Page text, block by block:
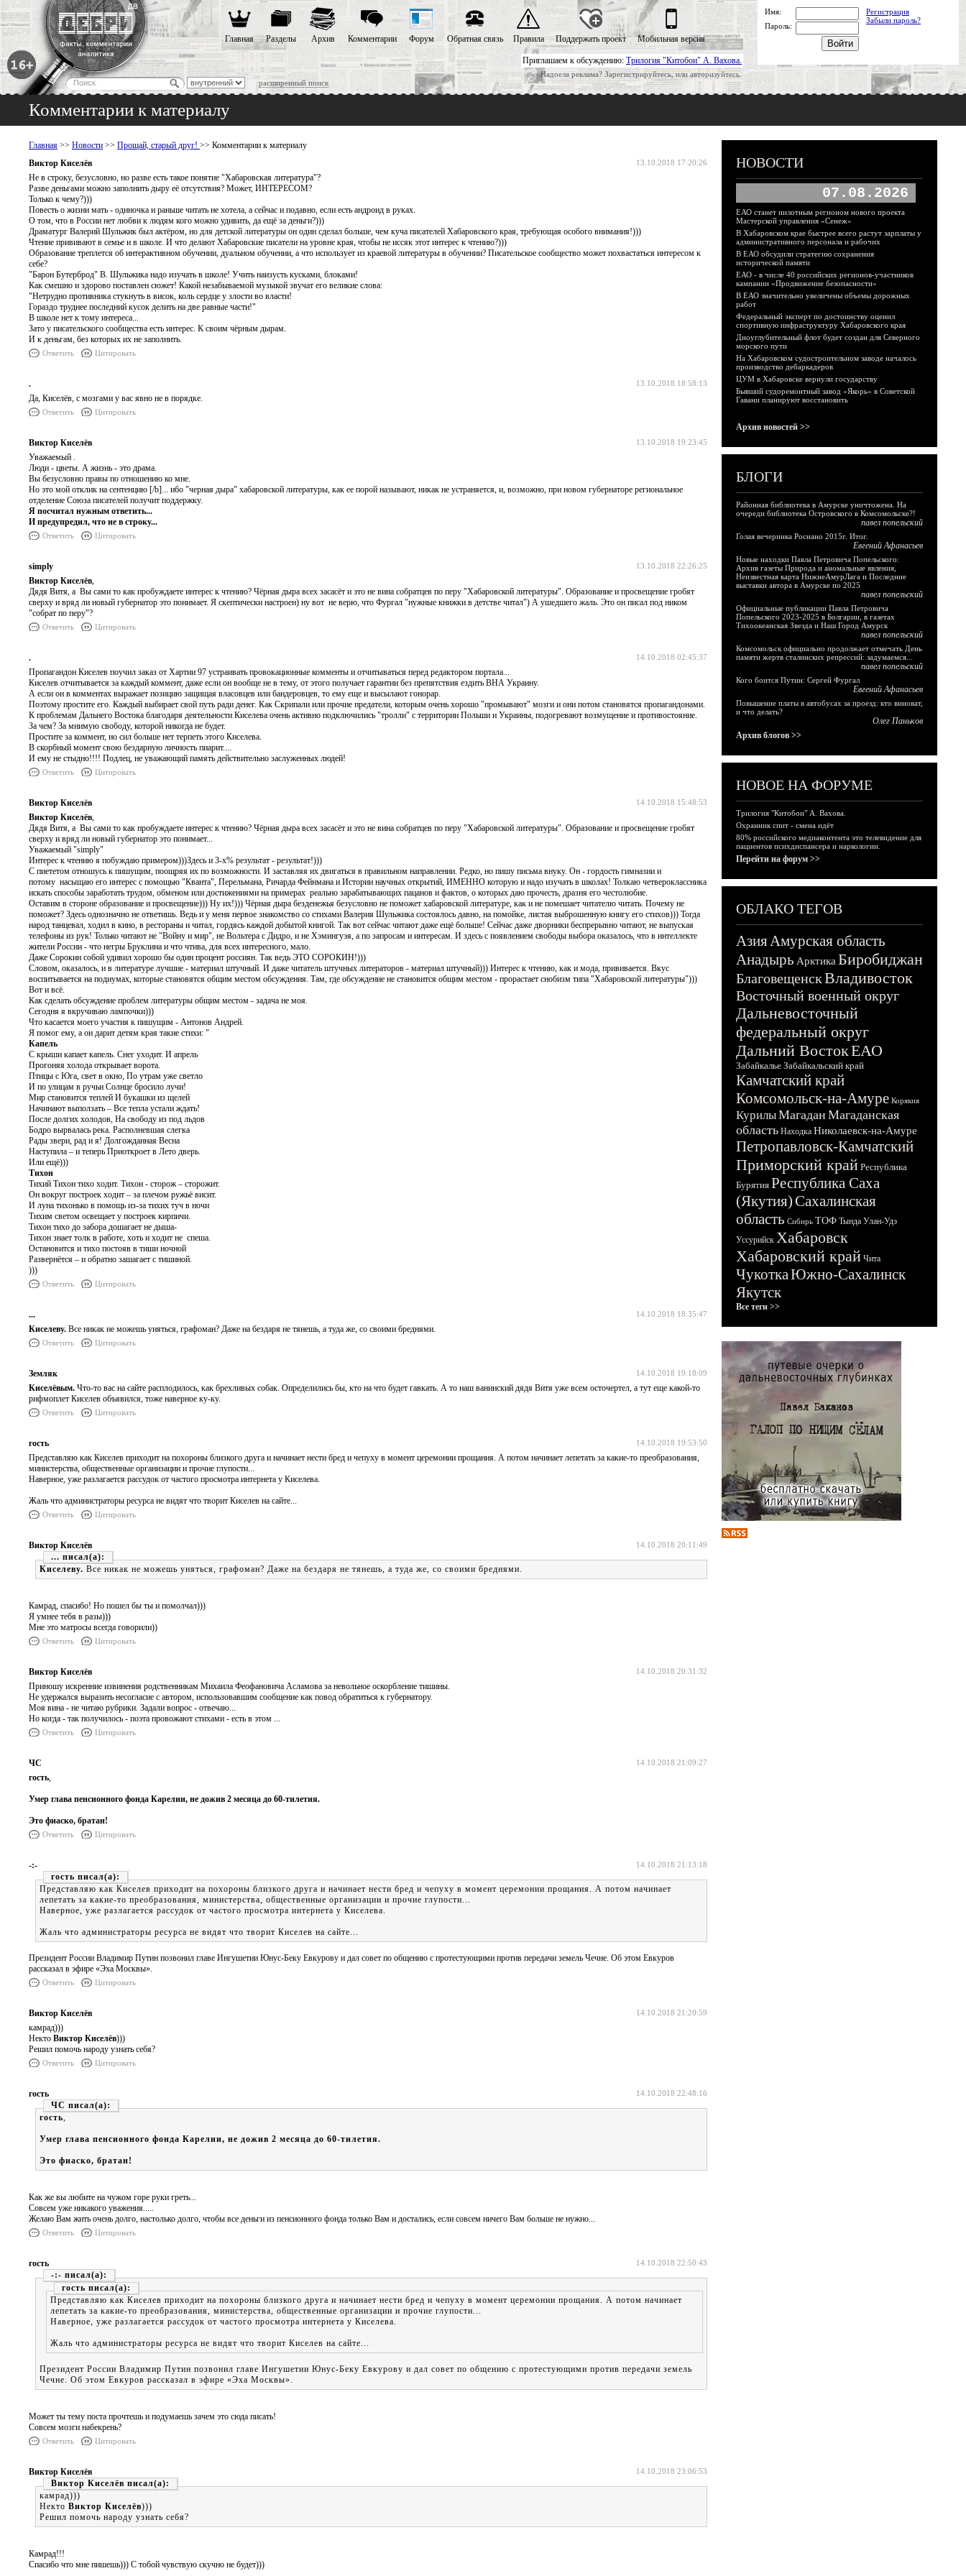
Приглашаем к обсуждению: Трилогия "Китобои" А. Вахова.
Надоела реклама? Зарегистрируйтесь, или авторизуйтесь.
расширенный поиск
Главная Разделы Архив Комментарии Форум Обратная связь Правила Поддержать проект Мобильная версия
Имя:
Регистрация
Забыли пароль?
Пароль:
Комментарии к материалу
Главная >> Новости >> Прощай, старый друг! >> Комментарии к материалу
13.10.2018 17:20:26
Виктор Киселёв
Не в строку, безусловно, но разве есть такое понятие "Хабаровская литература"?
Разве деньгами можно заполнить дыру её отсутствия? Может, ИНТЕРЕСОМ?
Только к чему?)))
Повесть о жизни мать - одиночка и раньше читать не хотела, а сейчас и подавно, если есть андроид в руках.
О том, что в России нет любви к людям кого можно удивить, да ещё за деньги?)))
Драматург Валерий Шульжик был актёром, но для детской литературы он один сделал больше, чем куча писателей Хабаровского края, требующая особого внимания!)))
Чтение прививают в семье и в школе. И что делают Хабаровские писатели на уровне края, чтобы не иссяк этот интерес к чтению?)))
Образование треплется об интерактивном обучении, дуальном обучении, а что использует из краевой литературы в обучении? Писательское сообщество может похвастаться интересом к
себе?
"Барон Бутерброд" В. Шульжика надо изучать в школе! Учить наизусть кусками, блоками!
Как смешно и здорово поставлен сюжет! Какой незабываемой музыкой звучат его великие слова:
"Нетрудно противника стукнуть в висок, коль сердце у злости во власти!
Гораздо труднее последний кусок делить на две равные части!"
В школе нет к тому интереса...
Зато у писательского сообщества есть интерес. К своим чёрным дырам.
И к деньгам, без которых их не заполнить.
Ответить Цитировать
13.10.2018 18:58:13
.
Да, Киселёв, с мозгами у вас явно не в порядке.
Ответить Цитировать
13.10.2018 19:23:45
Виктор Киселёв
Уважаемый .
Люди - цветы. А жизнь - это драма.
Вы безусловно правы по отношению ко мне.
Но это мой отклик на сентенцию [/b]... ибо "черная дыра" хабаровской литературы, как ее порой называют, никак не устраняется, и, возможно, при новом губернаторе региональное
отделение Союза писателей получит поддержку.
Я посчитал нужным ответить...
И предупредил, что не в строку...
Ответить Цитировать
13.10.2018 22:26:25
simply
Виктор Киселёв,
Дядя Витя, а Вы сами то как пробуждаете интерес к чтению? Чёрная дыра всех засасёт и это не вина собратцев по перу "Хабаровской литературы". Образование и просвещение гробят
сверху и вряд ли новый губернатор это понимает. Я скептически настроен) ну вот не верю, что Фургал "нужные книжки в детстве читал") А ушедшего жаль. Это он писал под ником
"собрат по перу"?
Ответить Цитировать
14.10.2018 02:45:37
.
Пропагандон Киселев поучил заказ от Хартии 97 устраивать провокационные комменты и отчитываться перед редактором портала...
Киселев отчитывается за каждый коммент, даже если он вообще не в тему, от этого получает гарантии без препятствия ездить ВНА Украину.
А если он в комментах выражает позицию защищая власовцев или бандеровцев, то ему еще и высылают гонорар.
Поэтому простите его. Каждый выбирает свой путь ради денег. Как Скрипали или прочие предатели, которым очень хорошо "промывают" мозги и они потом становятся пропагандонами.
К проблемам Дальнего Востока благодаря деятельности Киселева очень активно подключились "тролли" с территории Польши и Украины, подогревают возмущение и противостояние.
За чем? За мнимую свободу, которой никогда не будет.
Простите за коммент, но сил больше нет терпеть этого Киселева.
В скорбный момент свою бездарную личность пиарит....
И ему не стыдно!!!! Подлец, не уважающий память действительно заслуженных людей!
Ответить Цитировать
14.10.2018 15:48:53
Виктор Киселёв
Виктор Киселёв,
Дядя Витя, а Вы сами то как пробуждаете интерес к чтению? Чёрная дыра всех засасёт и это не вина собратцев по перу "Хабаровской литературы". Образование и просвещение гробят
сверху и вряд ли новый губернатор это понимает...
Уважаемый "simply"
Интерес к чтению я побуждаю примером)))Здесь и 3-х% результат - результат!)))
С пиететом отношусь к пишущим, поощряя их по возможности. И заставляя их двигаться в правильном направлении. Редко, но пишу письма внуку. Он - гордость гимназии и
потому насыщаю его интерес с помощью "Кванта", Перельмана, Ричарда Фейнмана и Истории научных открытий, ИМЕННО которую и надо изучать в школах! Толкаю четвероклассника
искать способы заработать трудом, обменом или достижениями на примерах реально зарабатывающих пацанов и фактов, о которых даю прочесть, дразня его честолюбие.
Оставим в стороне образование и просвещение))) Ну их!))) Чёрная дыра безденежья безусловно не поможет хабаровской литературе, как и не помешает читателю читать. Почему не
поможет? Здесь однозначно не ответишь. Ведь и у меня первое знакомство со стихами Валерия Шульжика состоялось давно, на помойке, листая выброшенную книгу его стихов))) Тогда
народ танцевал, ходил в кино, в рестораны и читал, гордясь каждой добытой книгой. Так вот сейчас читают даже ещё больше! Сейчас даже дворники беспрерывно читают, не выпуская
телефоны из рук! Только читают не "Войну и мир", не Вольтера с Дидро, и не Хэмингуэя, а по запросам и интересам. И здесь с появлением свободы выбора оказалось, что в интеллекте
жители России - что негры Бруклина и что чтива, для всех интересного, мало.
Даже Сорокин собой удивил хорошо бы один процент россиян. Так ведь ЭТО СОРОКИН!)))
Словом, оказалось, и в литературе лучшие - материал штучный. И даже читатель штучных литераторов - материал штучный))) Интерес к чтению, как и мода, прививается. Вкус
воспитывается на подиумах, которые становятся общим местом обсуждения. Там, где обсуждение не становится общим местом - прорастает снобизм типа "Хабаровской литературы")))
Вот и всё.
Как сделать обсуждение проблем литературы общим местом - задача не моя.
Сегодня я вкручиваю лампочки)))
Что касается моего участия к пишущим - Антонов Андрей.
Я помог ему, а он дарит детям края такие стихи: "
Капель
С крыши капает капель. Снег уходит. И апрель
Прогоняя холода открывает ворота.
Птицы с Юга, свет в окно, По утрам уже светло
И по улицам в ручьи Солнце бросило лучи!
Мир становится теплей И букашки из щелей
Начинают выползать – Все тепла устали ждать!
После долгих холодов, На свободу из под льдов
Бодро вырвалась река. Располневшая слегка
Рады звери, рад и я! Долгожданная Весна
Наступила – и теперь Приоткроет в Лето дверь.
Или ещё)))
Тихон
Тихий Тихон тихо ходит. Тихон - сторож – сторожит.
Он вокруг построек ходит – за плечом ружьё висит.
И луна тихонько в помощь из-за тихих туч в ночи
Тихим светом освещает у построек кирпичи.
Тихон тихо до забора дошагает не дыша-
Тихон знает толк в работе, хоть и ходит не спеша.
Остановится и тихо постояв в тиши ночной
Развернётся – и обратно зашагает с тишиной.
)))
Ответить Цитировать
14.10.2018 18:35:47
...
Киселеву. Все никак не можешь уняться, графоман? Даже на бездаря не тянешь, а туда же, со своими бреднями.
Ответить Цитировать
14.10.2018 19:18:09
Земляк
Киселёвым. Что-то вас на сайте расплодилось, как брехливых собак. Определились бы, кто на что будет гавкать. А то наш ванинский дядя Витя уже всем осточертел, а тут еще какой-то
рифмоплет Киселев объявился, тоже наверное ку-ку.
Ответить Цитировать
14.10.2018 19:53:50
гость
Представляю как Киселев приходит на похороны близкого друга и начинает нести бред и чепуху в момент церемонии прощания. А потом начинает лепетать за какие-то преобразования,
министерства, общественные организации и прочие глупости...
Наверное, уже разлагается рассудок от частого просмотра интернета у Киселева.
Жаль что администраторы ресурса не видят что творит Киселев на сайте...
Ответить Цитировать
14.10.2018 20:11:49
Виктор Киселёв
...
Киселеву. Все никак не можешь уняться, графоман? Даже на бездаря не тянешь, а туда же, со своими бреднями.
Камрад, спасибо! Но пошел бы ты и помолчал)))
Я умнее тебя в разы)))
Мне это матросы всегда говорили))
Ответить Цитировать
14.10.2018 20:31:32
Виктор Киселёв
Приношу искренние извинения родственникам Михаила Феофановича Асламова за невольное оскорбление тишины.
Не удержался выразить несогласие с автором, использовавшим сообщение как повод обратиться к губернатору.
Моя вина - не читаю рубрики. Задали вопрос - отвечаю...
Но когда - так получилось - поэта провожают стихами - есть в этом ...
Ответить Цитировать
14.10.2018 21:09:27
ЧС
гость,
Умер глава пенсионного фонда Карелии, не дожив 2 месяца до 60-тилетия.
Это фиаско, братан!
Ответить Цитировать
14.10.2018 21:13:18
-:-
гость
Представляю как Киселев приходит на похороны близкого друга и начинает нести бред и чепуху в момент церемонии прощания. А потом начинает
лепетать за какие-то преобразования, министерства, общественные организации и прочие глупости...
Наверное, уже разлагается рассудок от частого просмотра интернета у Киселева.
Жаль что администраторы ресурса не видят что творит Киселев на сайте...
Президент России Владимир Путин позвонил главе Ингушетии Юнус-Беку Евкурову и дал совет по общению с протестующими против передачи земель Чечне. Об этом Евкуров
рассказал в эфире «Эха Москвы».
Ответить Цитировать
14.10.2018 21:20:59
Виктор Киселёв
камрад)))
Некто Виктор Киселёв)))
Решил помочь народу узнать себя?
Ответить Цитировать
14.10.2018 22:48:16
гость
ЧС
гость,
Умер глава пенсионного фонда Карелии, не дожив 2 месяца до 60-тилетия.
Это фиаско, братан!
Как же вы любите на чужом горе руки греть...
Совсем уже никакого уважения.....
Желаю Вам жить очень долго, настолько долго, чтобы все деньги из пенсионного фонда только Вам и достались, если совсем ничего Вам больше не нужно...
Ответить Цитировать
14.10.2018 22:50:43
гость
-:-
гость
Представляю как Киселев приходит на похороны близкого друга и начинает нести бред и чепуху в момент церемонии прощания. А потом начинает
лепетать за какие-то преобразования, министерства, общественные организации и прочие глупости...
Наверное, уже разлагается рассудок от частого просмотра интернета у Киселева.
Жаль что администраторы ресурса не видят что творит Киселев на сайте...
Президент России Владимир Путин позвонил главе Ингушетии Юнус-Беку Евкурову и дал совет по общению с протестующими против передачи земель
Чечне. Об этом Евкуров рассказал в эфире «Эха Москвы».
Может ты тему поста прочтешь и подумаешь зачем это сюда писать!
Совсем мозги набекрень?
Ответить Цитировать
14.10.2018 23:06:53
Виктор Киселёв
Виктор Киселёв
камрад)))
Некто Виктор Киселёв)))
Решил помочь народу узнать себя?
Камрад!!!
Спасибо что мне пишешь))) С тобой чувствую скучно не будет)))
НОВОСТИ
07.08.2026
ЕАО станет пилотным регионом нового проекта
Мастерской управления «Сенеж»
В Хабаровском крае быстрее всего растут зарплаты у
административного персонала и рабочих
В ЕАО обсудили стратегию сохранения
исторической памяти
ЕАО - в числе 40 российских регионов-участников
кампании «Продвижение безопасности»
В ЕАО значительно увеличены объемы дорожных
работ
Федеральный эксперт по достоинству оценил
спортивную инфраструктуру Хабаровского края
Дноуглубительный флот будет создан для Северного
морского пути
На Хабаровском судостроительном заводе началось
производство дебаркадеров
ЦУМ в Хабаровске вернули государству
Бывший судоремонтный завод «Якорь» в Советской
Гавани планируют восстановить
Архив новостей >>
БЛОГИ
Районная библиотека в Амурске уничтожена. На
очереди библиотека Островского в Комсомольске?!
павел попельский
Голая вечеринка Роснано 2015г. Итог.
Евгений Афанасьев
Новые находки Павла Петровича Попельского:
Архив газеты Природа и аномальные явления,
Неизвестная карта НижнеАмурЛага и Последние
выставки автора в Амурске по 2025
павел попельский
Официальные публикации Павла Петровича
Попельского 2023-2025 в Болгарии, в газетах
Тихоокеанская Звезда и Наш Город Амурск
павел попельский
Комсомольск официально продолжает отмечать День
памяти жертв сталинских репрессий: задумаемся...
павел попельский
Кого боится Путин: Сергей Фургал
Евгений Афанасьев
Повышение платы в автобусах за проезд: кто виноват,
и что делать?
Олег Паньков
Архив блогов >>
НОВОЕ НА ФОРУМЕ
Трилогия "Китобои" А. Вахова.
Охранник спит - смена идёт
80% российского медиаконтента это телевидение для
пациентов психдиспансера и наркологии.
Перейти на форум >>
ОБЛАКО ТЕГОВ
АзияАмурская область
Анадырь Арктика Биробиджан
БлаговещенскВладивосток
Восточный военный округ
Дальневосточный
федеральный округ
Дальний ВостокЕАО
Забайкалье Забайкальский край
Камчатский край
Комсомольск-на-Амуре Корякия
КурилыМагадан Магаданская
область Находка Николаевск-на-Амуре
Петропавловск-Камчатский
Приморский край Республика
Бурятия Республика Саха
(Якутия)Сахалинская
область Сибирь ТОФ Тында Улан-Удэ
Уссурийск Хабаровск
Хабаровский край Чита
ЧукоткаЮжно-Сахалинск
Якутск
Все теги >>